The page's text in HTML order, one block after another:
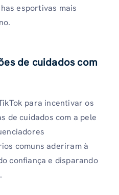
esportivas mais
de cuidados com
para incentivar os
de cuidados com a pele
comuns aderiram à
confiança e disparando